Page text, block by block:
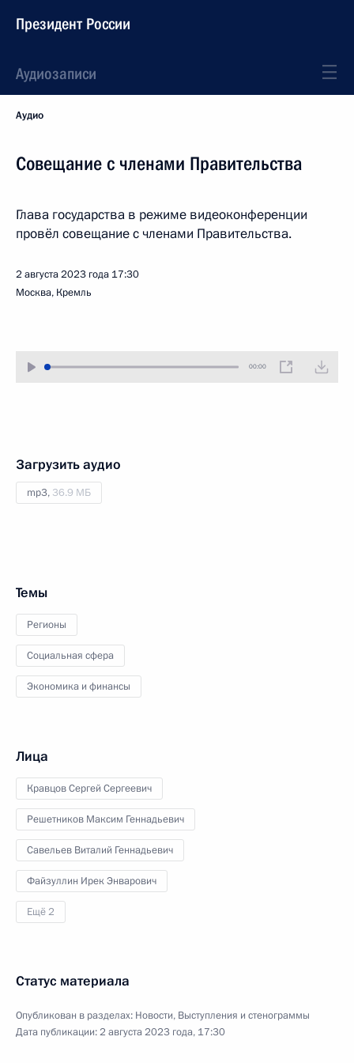
Президент России
Аудиозаписи
Аудио
Совещание с членами Правительства
Глава государства в режиме видеоконференции
провёл совещание с членами Правительства.
2 августа 2023 года 17:30
Москва, Кремль
00:00
Загрузить аудио
mp3, 36.9 МБ
Темы
Регионы
Социальная сфера
Экономика и финансы
Лица
Кравцов Сергей Сергеевич
Решетников Максим Геннадьевич
Савельев Виталий Геннадьевич
Файзуллин Ирек Энварович
Ещё 2
Статус материала
Опубликован в разделах: Новости, Выступления и стенограммы
Дата публикации:2 августа 2023 года, 17:30